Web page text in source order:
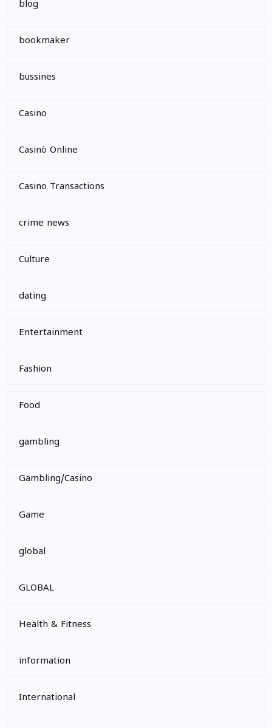
blog
bookmaker
bussines
Casino
Casinò Online
Casino Transactions
crime news
Culture
dating
Entertainment
Fashion
Food
gambling
Gambling/Casino
Game
global
GLOBAL
Health & Fitness
information
International